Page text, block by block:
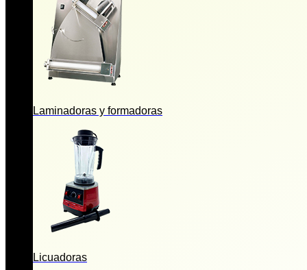
Laminadoras y formadoras
Licuadoras